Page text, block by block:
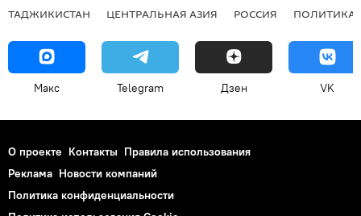
ТАДЖИКИСТАН ЦЕНТРАЛЬНАЯ АЗИЯ РОССИЯ ПОЛИТИКА
Макс Telegram Дзен VK
О проекте Контакты Правила использования
Реклама Новости компаний
Политика конфиденциальности